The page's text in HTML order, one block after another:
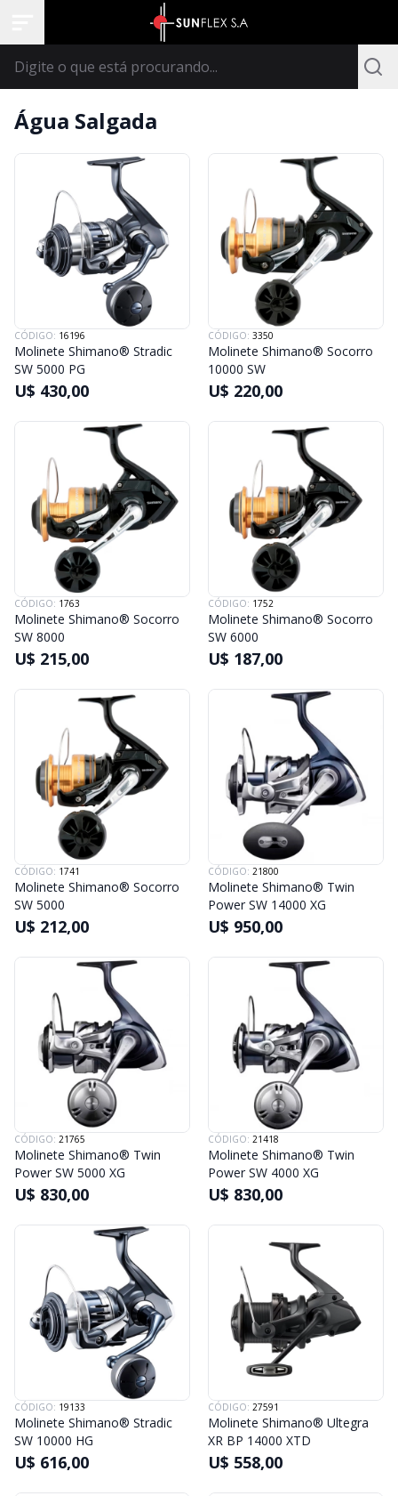
Água Salgada
CÓDIGO: 16196
Molinete Shimano® Stradic
SW 5000 PG
U$ 430,00
CÓDIGO: 3350
Molinete Shimano® Socorro
10000 SW
U$ 220,00
CÓDIGO: 1763
Molinete Shimano® Socorro
SW 8000
U$ 215,00
CÓDIGO: 1752
Molinete Shimano® Socorro
SW 6000
U$ 187,00
CÓDIGO: 1741
Molinete Shimano® Socorro
SW 5000
U$ 212,00
CÓDIGO: 21800
Molinete Shimano® Twin
Power SW 14000 XG
U$ 950,00
CÓDIGO: 21765
Molinete Shimano® Twin
Power SW 5000 XG
U$ 830,00
CÓDIGO: 21418
Molinete Shimano® Twin
Power SW 4000 XG
U$ 830,00
CÓDIGO: 19133
Molinete Shimano® Stradic
SW 10000 HG
U$ 616,00
CÓDIGO: 27591
Molinete Shimano® Ultegra
XR BP 14000 XTD
U$ 558,00